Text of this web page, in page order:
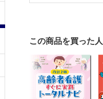
1人で行動しな
一見反応がない
反応がない人
親しみを込め
ケアがスムー
高齢者の身なり
この商品を買った